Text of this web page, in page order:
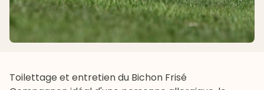
Toilettage et entretien du Bichon Frisé